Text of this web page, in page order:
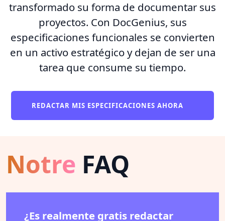
transformado su forma de documentar sus
proyectos. Con DocGenius, sus
especificaciones funcionales se convierten
en un activo estratégico y dejan de ser una
tarea que consume su tiempo.
REDACTAR MIS ESPECIFICACIONES AHORA
Notre FAQ
¿Es realmente gratis redactar